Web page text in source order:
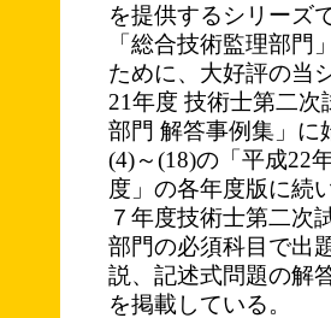
を提供するシリーズ
「総合技術監理部門
ために、大好評の当
21年度 技術士第二次
部門 解答事例集」に
(4)～(18)の「平成22
度」の各年度版に続
７年度技術士第二次
部門の必須科目で出
説、記述式問題の解
を掲載している。